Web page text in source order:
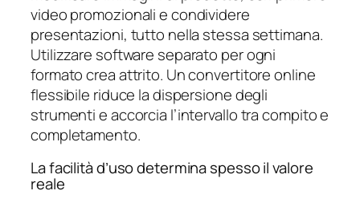
video promozionali e condividere
presentazioni, tutto nella stessa settimana.
Utilizzare software separato per ogni
formato crea attrito. Un convertitore online
flessibile riduce la dispersione degli
strumenti e accorcia l’intervallo tra compito e
completamento.
La facilità d’uso determina spesso il valore
reale